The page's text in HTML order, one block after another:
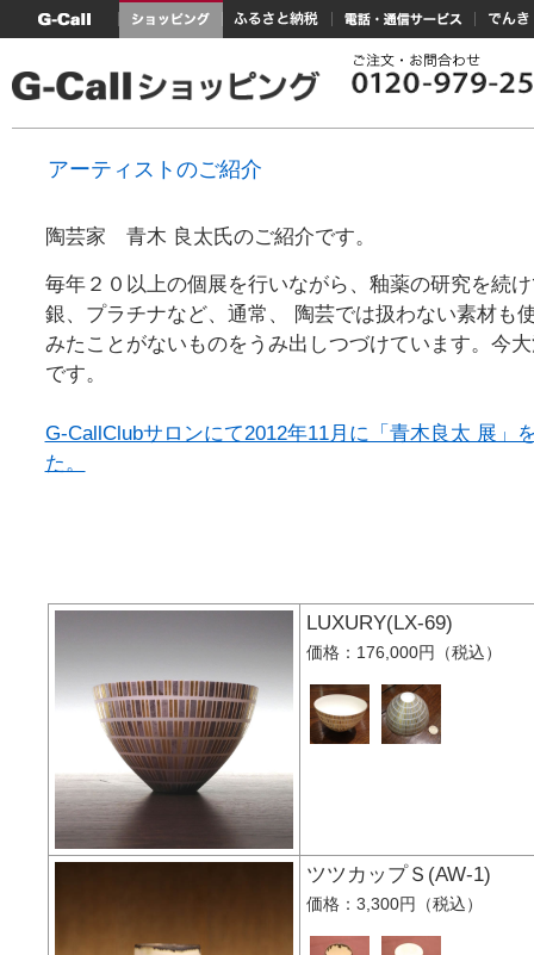
アーティストのご紹介
陶芸家 青木 良太氏のご紹介です。
毎年２０以上の個展を行いながら、釉薬の研究を続
銀、プラチナなど、通常、 陶芸では扱わない素材も
みたことがないものをうみ出しつづけています。今
です。
G-CallClubサロンにて2012年11月に「青木良太 展」
た。
LUXURY(LX-69)
価格：176,000円（税込）
ツツカップＳ(AW-
価格：3,300円（税込）